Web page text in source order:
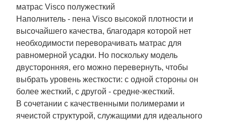
матрас Visco полужесткий
Наполнитель - пена Visco высокой плотности и
высочайшего качества, благодаря которой нет
необходимости переворачивать матрас для
равномерной усадки. Но поскольку модель
двусторонняя, его можно перевернуть, чтобы
выбрать уровень жесткости: с одной стороны он
более жесткий, с другой - средне-жесткий.
В сочетании с качественными полимерами и
ячеистой структурой, служащими для идеального